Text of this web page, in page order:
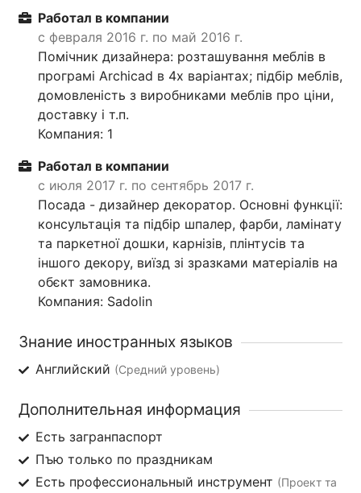
Работал в компании
с февраля 2016 г. по май 2016 г.
Помічник дизайнера: розташування меблів в
програмі Archicad в 4х варіантах; підбір меблів,
домовленість з виробниками меблів про ціни,
доставку і т.п.
Компания: 1
Работал в компании
с июля 2017 г. по сентябрь 2017 г.
Посада - дизайнер декоратор. Основні функції:
консультація та підбір шпалер, фарби, ламінату
та паркетної дошки, карнізів, плінтусів та
іншого декору, виїзд зі зразками матеріалів на
обєкт замовника.
Компания: Sadolin
Знание иностранных языков
Английский (Средний уровень)
Дополнительная информация
Есть загранпаспорт
Пъю только по праздникам
Есть профессиональный инструмент (Проект та